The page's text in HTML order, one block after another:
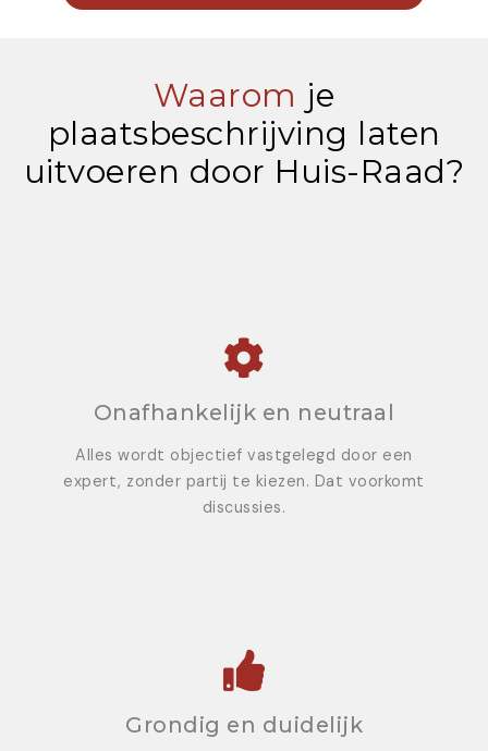
Waarom je
plaatsbeschrijving laten
uitvoeren door Huis-Raad?
Onafhankelijk en neutraal
Alles wordt objectief vastgelegd door een
expert, zonder partij te kiezen. Dat voorkomt
discussies.
Grondig en duidelijk